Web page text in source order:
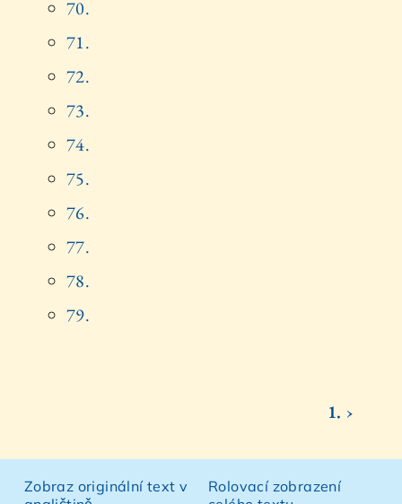
70.
71.
72.
73.
74.
75.
76.
77.
78.
79.
1. ›
Zobraz originální text v
Rolovací zobrazení